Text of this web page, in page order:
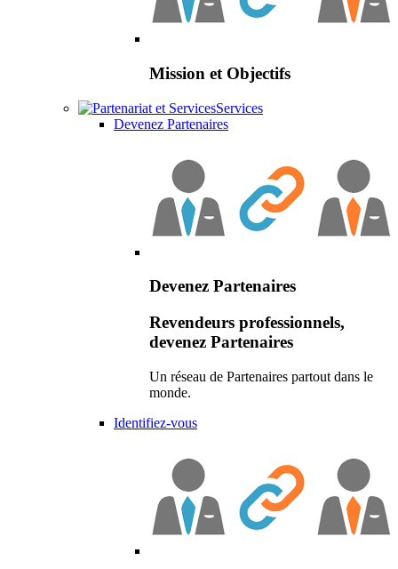
Mission et Objectifs
Services
Devenez Partenaires
Devenez Partenaires
Revendeurs professionnels,
devenez Partenaires
Un réseau de Partenaires partout dans le
monde.
Identifiez-vous